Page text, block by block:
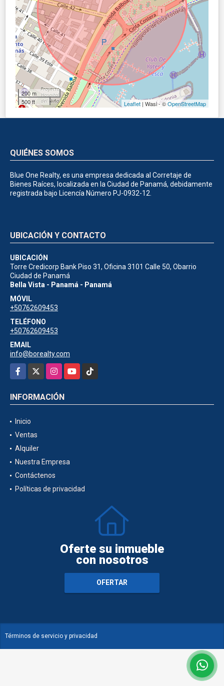
200 m
500 ft
Leaflet | Wasi - ©OpenStreetMap
QUIÉNES SOMOS
Blue One Realty, es una empresa dedicada al Corretaje de
Bienes Raíces, localizada en la Ciudad de Panamá, debidamente
registrada bajo Licencía Número PJ-0932-12.
UBICACIÓN Y CONTACTO
UBICACIÓN
Torre Credicorp Bank Piso 31, Oficina 3101 Calle 50, Obarrio
Ciudad de Panamá
Bella Vista - Panamá - Panamá
MÓVIL
+50762609453
TELÉFONO
+50762609453
EMAIL
info@borealty.com
Facebook
InstagramYouTubeTikTok
INFORMACIÓN
Inicio
Ventas
Alquiler
Nuestra Empresa
Contáctenos
Políticas de privacidad
Oferte su inmueble
con nosotros
OFERTAR
Términos de servicio y privacidad